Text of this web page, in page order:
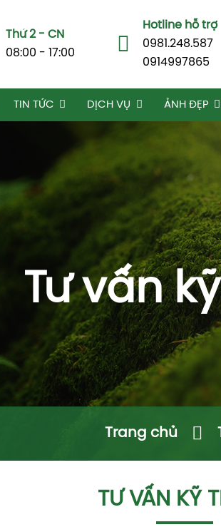
Thứ 2 - CN
08:00 - 17:00
Hotline hỗ trợ
0981.248.587
0914997865
TIN TỨC DỊCH VỤ ẢNH ĐẸP
Tư vấn
Trang chủ
TƯ VẤN KỸ